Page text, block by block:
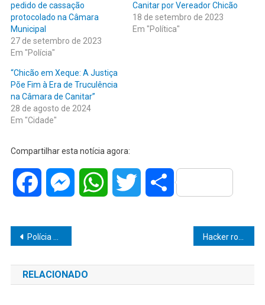
pedido de cassação
protocolado na Câmara
Municipal
27 de setembro de 2023
Em "Polícia"
Canitar por Vereador Chicão
18 de setembro de 2023
Em "Política"
“Chicão em Xeque: A Justiça
Põe Fim à Era de Truculência
na Câmara de Canitar”
28 de agosto de 2024
Em "Cidade"
Compartilhar esta notícia agora:
Facebook MessengerWhatsAppTwitter Share
Navegação
de
Post
Polícia Militar prende homem furtando pneus de residência na zona Oeste Hacker rouba dados de clientes e causa prejuízo de R$ 4 milhões à instituição financeira
RELACIONADO